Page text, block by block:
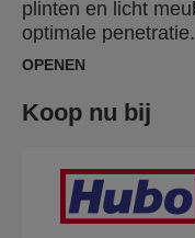
plinten en licht
optimale
OPENEN
Koop nu bij